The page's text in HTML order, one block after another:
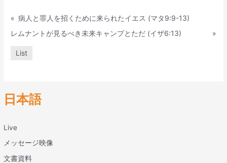
日本語
Live
メッセージ映像
文書資料
« 病人と罪人を招くために来られたイエス (マタ9:9-13)
レムナントが見るべき未来キャンプとただ (イザ6:13)
»
List